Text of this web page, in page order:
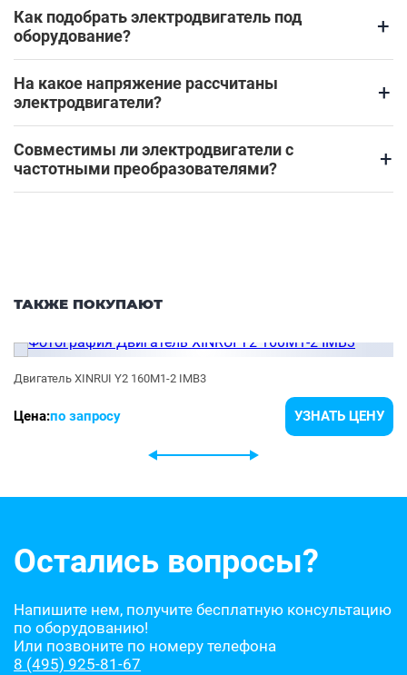
Как подобрать электродвигатель под
оборудование?
+
На какое напряжение рассчитаны
электродвигатели?
+
Совместимы ли электродвигатели с
частотными преобразователями?
+
ТАКЖЕ ПОКУПАЮТ
Двигатель XINRUI Y2 160M1-2 IMB3
Цена:по запросу УЗНАТЬ ЦЕНУ
Остались вопросы?
Напишите нем, получите бесплатную консультацию
по оборудованию!
Или позвоните по номеру телефона
8 (495) 925-81-67